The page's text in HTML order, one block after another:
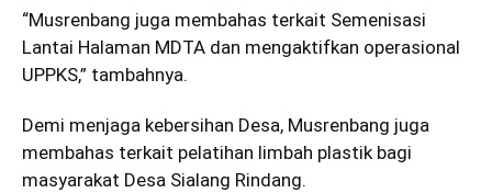
“Musrenbang juga membahas terkait Semenisasi
Lantai Halaman MDTA dan mengaktifkan operasional
UPPKS,” tambahnya.
Demi menjaga kebersihan Desa, Musrenbang juga
membahas terkait pelatihan limbah plastik bagi
masyarakat Desa Sialang Rindang.